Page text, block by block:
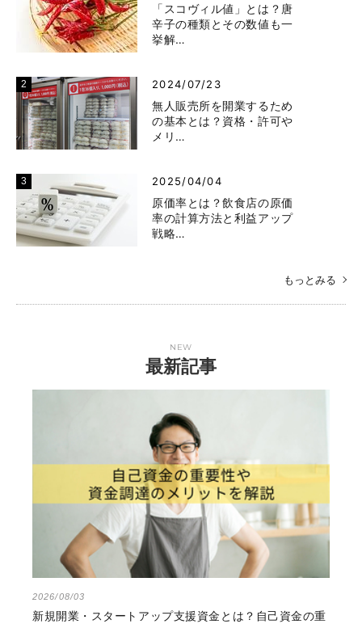
「スコヴィル値」とは？唐
辛子の種類とその数値も一
挙解…
2024/07/23
無人販売所を開業するため
の基本とは？資格・許可や
メリ…
2025/04/04
原価率とは？飲食店の原価
率の計算方法と利益アップ
戦略…
もっとみる
NEW
最新記事
2026/08/03
新規開業・スタートアップ支援資金とは？自己資金の重